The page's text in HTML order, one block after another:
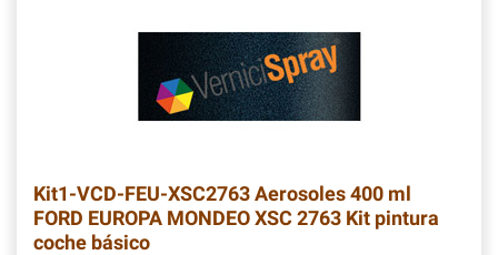
Kit1-VCD-FEU-XSC2763Aerosoles 400 ml
FORD EUROPA MONDEO XSC 2763 Kit pintura
coche básico